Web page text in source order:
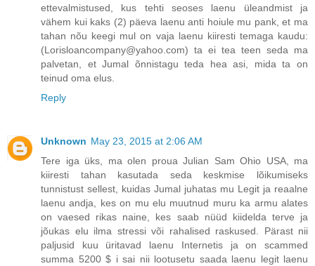
ettevalmistused, kus tehti seoses laenu üleandmist ja
vähem kui kaks (2) päeva laenu anti hoiule mu pank, et ma
tahan nõu keegi mul on vaja laenu kiiresti temaga kaudu:
(Lorisloancompany@yahoo.com) ta ei tea teen seda ma
palvetan, et Jumal õnnistagu teda hea asi, mida ta on
teinud oma elus.
Reply
Unknown May 23, 2015 at 2:06 AM
Tere iga üks, ma olen proua Julian Sam Ohio USA, ma
kiiresti tahan kasutada seda keskmise lõikumiseks
tunnistust sellest, kuidas Jumal juhatas mu Legit ja reaalne
laenu andja, kes on mu elu muutnud muru ka armu alates
on vaesed rikas naine, kes saab nüüd kiidelda terve ja
jõukas elu ilma stressi või rahalised raskused. Pärast nii
paljusid kuu üritavad laenu Internetis ja on scammed
summa 5200 $ i sai nii lootusetu saada laenu legit laenu